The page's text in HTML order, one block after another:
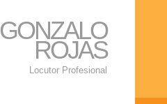
GONZALO
ROJAS
Locutor Profesional